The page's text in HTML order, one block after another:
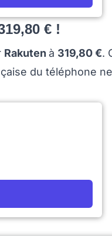
€ !
Rakuten à 319,80 €.
du téléphone